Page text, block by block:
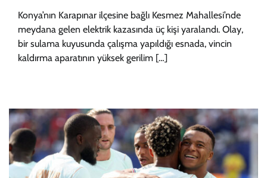
Konya’nın Karapınar ilçesine bağlı Kesmez Mahallesi’nde
meydana gelen elektrik kazasında üç kişi yaralandı. Olay,
bir sulama kuyusunda çalışma yapıldığı esnada, vincin
kaldırma aparatının yüksek gerilim […]